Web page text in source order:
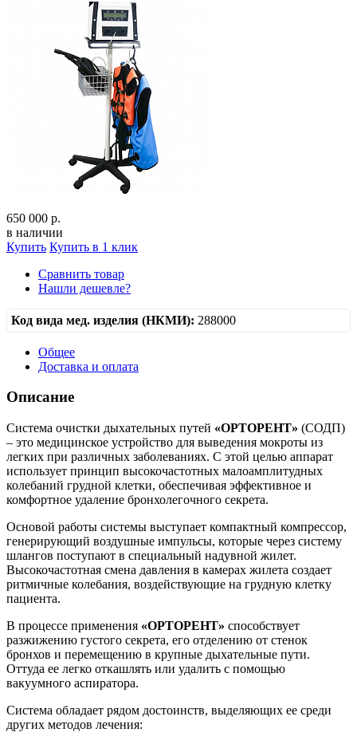
650 000 р.
в наличии
Купить Купить в 1 клик
Сравнить товар
Нашли дешевле?
Код вида мед. изделия (НКМИ): 288000
Общее
Доставка и оплата
Описание
Система очистки дыхательных путей «ОРТОРЕНТ» (СОДП)
– это медицинское устройство для выведения мокроты из
легких при различных заболеваниях. С этой целью аппарат
использует принцип высокочастотных малоамплитудных
колебаний грудной клетки, обеспечивая эффективное и
комфортное удаление бронхолегочного секрета.
Основой работы системы выступает компактный компрессор,
генерирующий воздушные импульсы, которые через систему
шлангов поступают в специальный надувной жилет.
Высокочастотная смена давления в камерах жилета создает
ритмичные колебания, воздействующие на грудную клетку
пациента.
В процессе применения «ОРТОРЕНТ» способствует
разжижению густого секрета, его отделению от стенок
бронхов и перемещению в крупные дыхательные пути.
Оттуда ее легко откашлять или удалить с помощью
вакуумного аспиратора.
Система обладает рядом достоинств, выделяющих ее среди
других методов лечения: